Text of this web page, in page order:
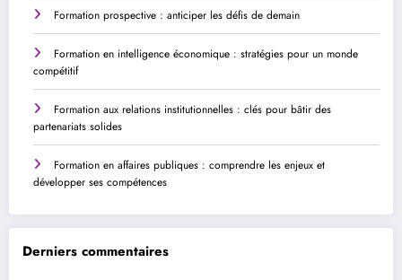
Formation prospective : anticiper les défis de demain
Formation en intelligence économique : stratégies pour un monde
compétitif
Formation aux relations institutionnelles : clés pour bâtir des
partenariats solides
Formation en affaires publiques : comprendre les enjeux et
développer ses compétences
Derniers commentaires